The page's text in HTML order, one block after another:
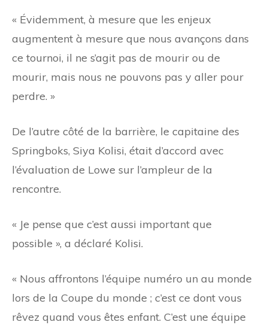
« Évidemment, à mesure que les enjeux
augmentent à mesure que nous avançons dans
ce tournoi, il ne s’agit pas de mourir ou de
mourir, mais nous ne pouvons pas y aller pour
perdre. »
De l’autre côté de la barrière, le capitaine des
Springboks, Siya Kolisi, était d’accord avec
l’évaluation de Lowe sur l’ampleur de la
rencontre.
« Je pense que c’est aussi important que
possible », a déclaré Kolisi.
« Nous affrontons l’équipe numéro un au monde
lors de la Coupe du monde ; c’est ce dont vous
rêvez quand vous êtes enfant. C’est une équipe